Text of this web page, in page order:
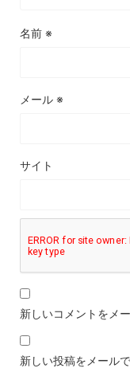
名前 ※
メール ※
サイト
新しいコメントをメ
新しい投稿をメール